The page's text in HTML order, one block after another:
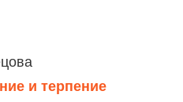
и терпение